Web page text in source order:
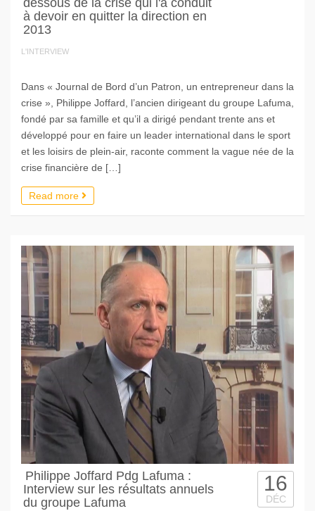
à devoir en quitter la direction en
2013
L'INTERVIEW
Dans « Journal de Bord d’un Patron, un entrepreneur dans la
crise », Philippe Joffard, l’ancien dirigeant du groupe Lafuma,
fondé par sa famille et qu’il a dirigé pendant trente ans et
développé pour en faire un leader international dans le sport
et les loisirs de plein-air, raconte comment la vague née de la
crise financière de […]
Read more
Philippe Joffard Pdg Lafuma :
Interview sur les résultats annuels
du groupe Lafuma
16
DÉC